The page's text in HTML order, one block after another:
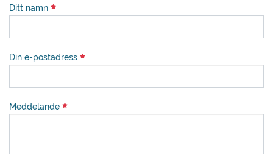
Ditt namn
Din e-postadress
Meddelande